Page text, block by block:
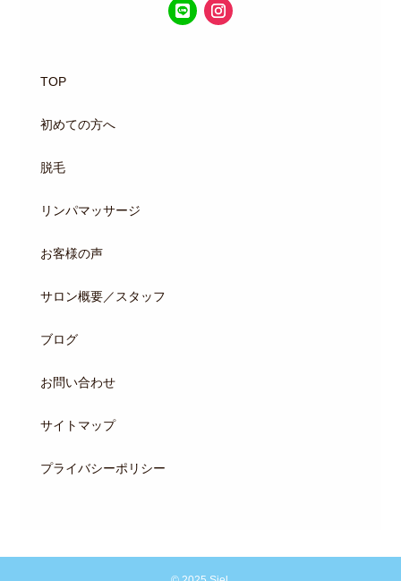
TOP
初めての方へ
脱毛
リンパマッサージ
お客様の声
サロン概要／スタッフ
ブログ
お問い合わせ
サイトマップ
プライバシーポリシー